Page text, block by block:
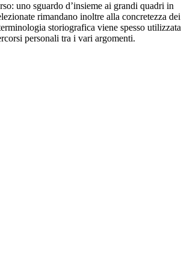
uno sguardo d’insieme ai grandi quadri in
rimandano inoltre alla concretezza dei
storiografica viene spesso utilizzata
personali tra i vari argomenti.